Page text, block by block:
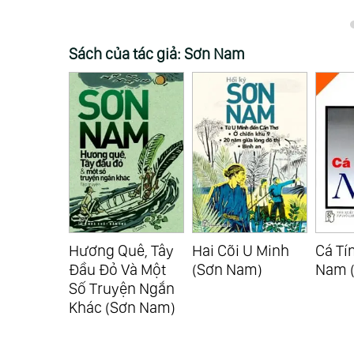
Sách của tác giả: Sơn Nam
Hai Cõi U Minh
(Sơn Nam)
Cá Tính Của Miền
Nam (Sơn Nam)
Hồi
Toàn